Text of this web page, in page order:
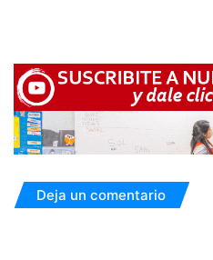
Deja un comentario